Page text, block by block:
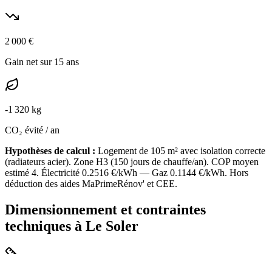
2 000 €
Gain net sur 15 ans
-1 320 kg
CO₂ évité / an
Hypothèses de calcul : Logement de 105 m² avec isolation correcte
(radiateurs acier). Zone H3 (150 jours de chauffe/an). COP moyen
estimé 4. Électricité 0.2516 €/kWh — Gaz 0.1144 €/kWh. Hors
déduction des aides MaPrimeRénov' et CEE.
Dimensionnement et contraintes
techniques à Le Soler